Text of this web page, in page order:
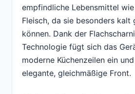
empfindliche Lebensmittel
Fleisch, da sie besonders
können. Dank der
Technologie fügt sich das
moderne Küchenzeilen ein
elegante, gleichmäßige Front.